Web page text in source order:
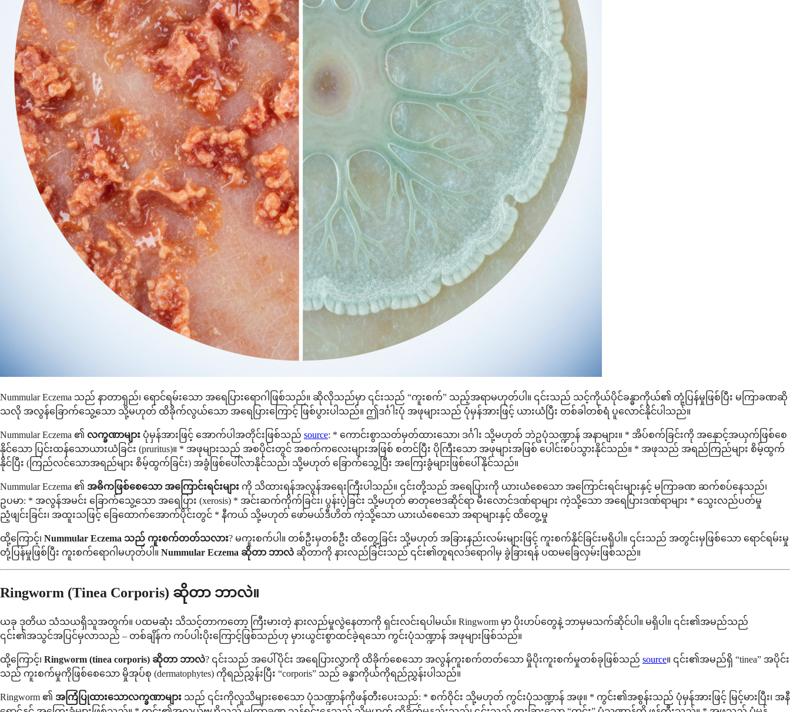
Nummular Eczema သည် နာတာရှည်၊ ရောင်ရမ်းသော အရေပြားရောဂါဖြစ်သည်။ ဆိုလိုသည်မှာ ၎င်းသည် “ကူးစက်” သည့်အရာမဟုတ်ပါ။ ၎င်းသည် သင့်ကိုယ်ပိုင်ခန္ဓာကိုယ်၏ တုံ့ပြန်မှုဖြစ်ပြီး မကြာခဏဆို
သလို အလွန်ခြောက်သွေ့သော သို့မဟုတ် ထိခိုက်လွယ်သော အရေပြားကြောင့် ဖြစ်ပွားပါသည်။ ဤဒင်္ဂါးပုံ အဖုများသည် ပုံမှန်အားဖြင့် ယားယံပြီး တစ်ခါတစ်ရံ ပူလောင်နိုင်ပါသည်။
Nummular Eczema ၏ လက္ခဏာများ ပုံမှန်အားဖြင့် အောက်ပါအတိုင်းဖြစ်သည် source: * ကောင်းစွာသတ်မှတ်ထားသော၊ ဒင်္ဂါး သို့မဟုတ် ဘဲဥပုံသဏ္ဍာန် အနာများ။ * အိပ်စက်ခြင်းကို အနှောင့်အယှက်ဖြစ်စေ
နိုင်သော ပြင်းထန်သောယားယံခြင်း (pruritus)။ * အဖုများသည် အစပိုင်းတွင် အစက်ကလေးများအဖြစ် စတင်ပြီး ပိုကြီးသော အဖုများအဖြစ် ပေါင်းစပ်သွားနိုင်သည်။ * အဖုသည် အရည်ကြည်များ စိမ့်ထွက်
နိုင်ပြီး (ကြည်လင်သောအရည်များ စိမ့်ထွက်ခြင်း) အခွံဖြစ်ပေါ်လာနိုင်သည်၊ သို့မဟုတ် ခြောက်သွေ့ပြီး အကြေးခွံများဖြစ်ပေါ်နိုင်သည်။
Nummular Eczema ၏ အဓိကဖြစ်စေသော အကြောင်းရင်းများ ကို သိထားရန်အလွန်အရေးကြီးပါသည်။ ၎င်းတို့သည် အရေပြားကို ယားယံစေသော အကြောင်းရင်းများနှင့် မကြာခဏ ဆက်စပ်နေသည်၊
ဥပမာ: * အလွန်အမင်း ခြောက်သွေ့သော အရေပြား (xerosis) * အင်းဆက်ကိုက်ခြင်း၊ ပွန်းပဲ့ခြင်း သို့မဟုတ် ဓာတုဗေဒဆိုင်ရာ မီးလောင်ဒဏ်ရာများ ကဲ့သို့သော အရေပြားဒဏ်ရာများ * သွေးလည်ပတ်မှု
ညံ့ဖျင်းခြင်း၊ အထူးသဖြင့် ခြေထောက်အောက်ပိုင်းတွင် * နီကယ် သို့မဟုတ် ဖော်မယ်ဒီဟိတ် ကဲ့သို့သော ယားယံစေသော အရာများနှင့် ထိတွေ့မှု
ထို့ကြောင့်၊ Nummular Eczema သည် ကူးစက်တတ်သလား? မကူးစက်ပါ။ တစ်ဦးမှတစ်ဦး ထိတွေ့ခြင်း သို့မဟုတ် အခြားနည်းလမ်းများဖြင့် ကူးစက်နိုင်ခြင်းမရှိပါ။ ၎င်းသည် အတွင်းမှဖြစ်သော ရောင်ရမ်းမှု
တုံ့ပြန်မှုဖြစ်ပြီး ကူးစက်ရောဂါမဟုတ်ပါ။ Nummular Eczema ဆိုတာ ဘာလဲ ဆိုတာကို နားလည်ခြင်းသည် ၎င်း၏တူရလဒ်ရောဂါမှ ခွဲခြားရန် ပထမခြေလှမ်းဖြစ်သည်။
Ringworm (Tinea Corporis) ဆိုတာ ဘာလဲ။
ယခု ဒုတိယ သံသယရှိသူအတွက်။ ပထမဆုံး သိသင့်တာကတော့ ကြီးမားတဲ့ နားလည်မှုလွဲနေတာကို ရှင်းလင်းရပါမယ်။ Ringworm မှာ ပိုးဟပ်တွေနဲ့ ဘာမှမသက်ဆိုင်ပါ။ မရှိပါ။ ၎င်း၏အမည်သည်
၎င်း၏အသွင်အပြင်မှလာသည် – တစ်ချိန်က ကပ်ပါးပိုးကြောင့်ဖြစ်သည်ဟု မှားယွင်းစွာထင်ခဲ့ရသော ကွင်းပုံသဏ္ဍာန် အဖုများဖြစ်သည်။
ထို့ကြောင့်၊ Ringworm (tinea corporis) ဆိုတာ ဘာလဲ? ၎င်းသည် အပေါ်ပိုင်း အရေပြားလွှာကို ထိခိုက်စေသော အလွန်ကူးစက်တတ်သော မှိုပိုးကူးစက်မှုတစ်ခုဖြစ်သည် source။ ၎င်း၏အမည်ရှိ “tinea” အပိုင်း
သည် ကူးစက်မှုကိုဖြစ်စေသော မှိုအုပ်စု (dermatophytes) ကိုရည်ညွှန်းပြီး “corporis” သည် ခန္ဓာကိုယ်ကိုရည်ညွှန်းပါသည်။
Ringworm ၏ အကြံပြုထားသောလက္ခဏာများ သည် ၎င်းကိုလူသိများစေသော ပုံသဏ္ဍာန်ကိုဖန်တီးပေးသည်: * စက်ဝိုင်း သို့မဟုတ် ကွင်းပုံသဏ္ဍာန် အဖု။ * ကွင်း၏အစွန်းသည် ပုံမှန်အားဖြင့် မြင့်မားပြီး၊ အနီ